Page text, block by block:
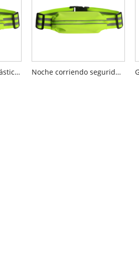
Cinturón de ajuste elástico de seguridad Noche corriendo seguridad elástica cinturón ajustable elástica